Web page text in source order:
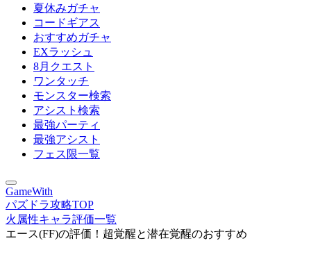
夏休みガチャ
コードギアス
おすすめガチャ
EXラッシュ
8月クエスト
ワンタッチ
モンスター検索
アシスト検索
最強パーティ
最強アシスト
フェス限一覧
GameWith
パズドラ攻略TOP
火属性キャラ評価一覧
エース(FF)の評価！超覚醒と潜在覚醒のおすすめ